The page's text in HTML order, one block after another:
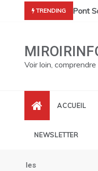
TRENDING
de Pont Sondé
Voir loin, comprendre
ACCUEIL
NEWSLETTER